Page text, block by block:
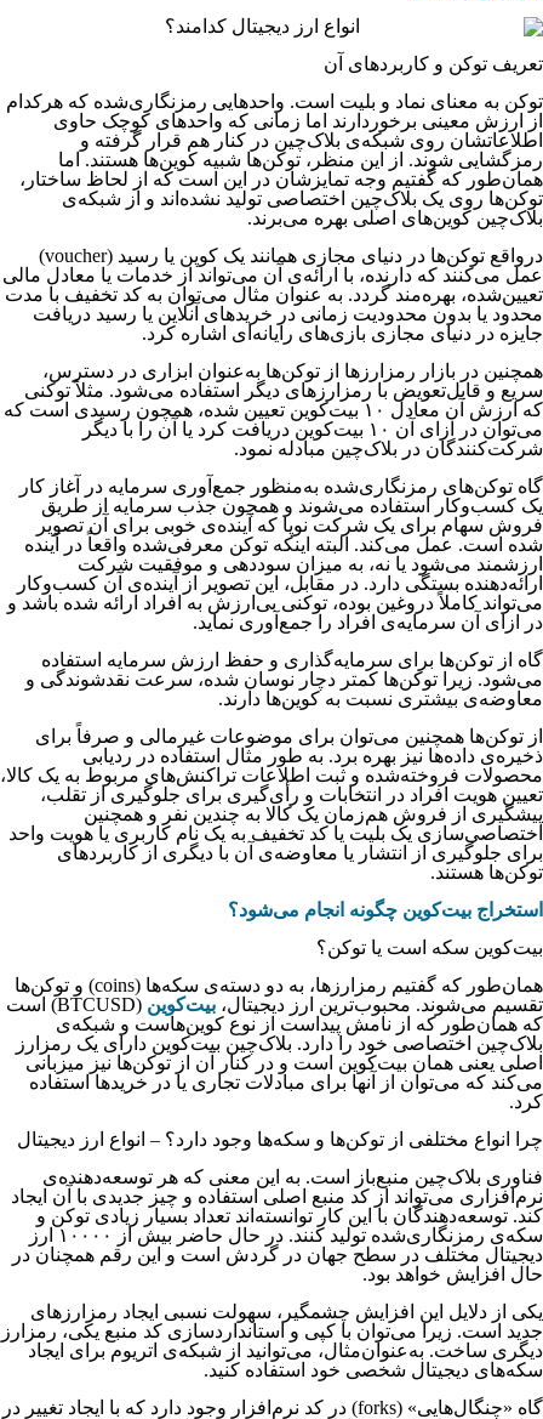
تعریف توکن و کاربردهای آن
توکن به معنای نماد و بلیت است. واحدهایی رمزنگاری‌شده که هرکدام
از ارزش معینی برخوردارند اما زمانی که واحد‌های کوچک حاوی
اطلاعاتشان روی شبکه‌ی بلاک‌چین در کنار هم قرار گرفته و
رمزگشایی شوند. از این منظر، توکن‌ها شبیه کوین‌ها هستند. اما
همان‌طور که گفتیم وجه تمایزشان در این است که از لحاظ ساختار،
توکن‌ها روی یک بلاک‌چین اختصاصی تولید نشده‌اند و از شبکه‌ی
بلاک‌چین کوین‌های اصلی بهره می‌برند.
درواقع توکن‌ها در دنیای مجازی همانند یک کوپن یا رسید (voucher)
عمل می‌کنند که دارنده، با ارائه‌ی آن می‌تواند از خدمات یا معادل مالی
تعیین‌شده، بهره‌مند گردد. به عنوان مثال می‌‌‌‌‌‌‌‌‌‌‌‌‌‌‌‌‌‌‌‌‌‌‌‌توان به کد تخفیف با مدت
محدود یا بدون محدودیت زمانی در خریدهای آنلاین یا رسید دریافت
جایزه در دنیای مجازی بازی‌های رایانه‌ای اشاره کرد.
همچنین در بازار رمزارزها از توکن‌ها به‌عنوان ابزاری در دسترس،
سریع و قابل‌تعویض با رمزارزهای دیگر استفاده می‌شود. مثلاً توکنی
که ارزش آن معادل ۱۰ بیت‌کوین تعیین شده، همچون رسیدی است که
می‌توان در ازای آن ۱۰ بیت‌کوین دریافت کرد یا آن را با دیگر
شرکت‌کنندگان در بلاک‌چین مبادله نمود.
گاه توکن‌های رمزنگاری‌شده به‌منظور جمع‌آوری سرمایه در آغاز کار
یک کسب‌وکار استفاده می‌شوند و همچون جذب سرمایه از طریق
فروش سهام برای یک شرکت نوپا که آینده‌ی خوبی برای آن تصویر
شده است. عمل می‌کند. البته اینکه توکن معرفی‌شده واقعاً در آینده
ارزشمند می‌‌‌‌‌‌‌‌‌‌‌‌‌‌‌‌‌‌‌‌‌‌‌‌شود یا نه، به میزان سوددهی و موفقیت شرکت
ارائه‌دهنده بستگی دارد. در مقابل، این تصویر از آینده‌ی آن کسب‌وکار
می‌تواند کاملاً دروغین بوده، توکنی بی‌ارزش به افراد ارائه شده باشد و
در ازای آن سرمایه‌ی افراد را جمع‌آوری نماید.
گاه از توکن‌ها برای سرمایه‌گذاری و حفظ ارزش سرمایه استفاده
می‌شود. زیرا توکن‌ها کمتر دچار نوسان شده، سرعت نقد‌شوندگی و
معاوضه‌ی بیشتری نسبت به کوین‌ها دارند.
از توکن‌ها همچنین می‌توان برای موضوعات غیرمالی و صرفاً برای
ذخیره‌ی داده‌ها نیز بهره برد. به طور مثال استفاده در ردیابی
محصولات فروخته‌شده و ثبت اطلاعات تراکنش‌های مربوط به یک کالا،
تعیین هویت افراد در انتخابات و رأی‌گیری برای جلوگیری از تقلب،
پیشگیری از فروش هم‌زمان یک کالا به چندین نفر و همچنین
اختصاصی‌سازی یک بلیت یا کد تخفیف به یک نام کاربری یا هویت واحد
برای جلوگیری از انتشار یا معاوضه‌ی آن با دیگری از کاربردهای
توکن‌‌‌‌‌‌‌‌‌‌‌‌‌‌‌‌‌‌‌‌‌‌‌‌ها هستند.
استخراج بیت‌کوین چگونه انجام می‌شود؟
بیت‌کوین سکه است یا توکن؟
همان‌طور که گفتیم رمزارزها، به دو دسته‌ی سکه‌ها‌ (coins) و توکن‌ها
تقسیم می‌شوند. محبوب‌ترین ارز دیجیتال، بیت‌کوین
(BTCUSD) است
که همان‌طور که از نامش پیداست از نوع کوین‌هاست و شبکه‌ی
بلاک‌چین اختصاصی خود را دارد. بلاک‌چین بیت‌کوین دارای یک رمزارز
اصلی یعنی همان بیت‌کوین است و در کنار آن از توکن‌ها نیز میزبانی
می‌کند که می‌توان از آنها برای مبادلات تجاری یا در خریدها استفاده
کرد.
چرا انواع مختلفی از توکن‌ها و سکه‌ها وجود دارد؟ – انواع ارز دیجیتال
فناوری بلاک‌چین منبع‌باز است. به این معنی که هر توسعه‌دهنده‌ی
نرم‌افزاری می‌تواند از کد منبع اصلی استفاده و چیز جدیدی با آن ایجاد
کند. توسعه‌دهندگان با این کار توانسته‌اند تعداد بسیار زیادی توکن و
سکه‌ی رمزنگاری‌شده تولید کنند. در حال حاضر بیش از ۱۰۰۰۰ ارز
دیجیتال مختلف در سطح جهان در گردش است و این رقم همچنان در
حال افزایش خواهد بود.
یکی از دلایل این افزایش چشمگیر، سهولت نسبی ایجاد رمزارزهای
جدید است. زیرا می‌توان با کپی و استاندارد‌سازی کد منبع یکی، رمزارز
دیگری ساخت. به‌عنوان‌مثال، می‌توانید از شبکه‌ی اتریوم برای ایجاد
سکه‌های دیجیتال شخصی خود استفاده کنید.
گاه «چنگال‌هایی» (forks) در کد نرم‌افزار وجود دارد که با ایجاد تغییر در